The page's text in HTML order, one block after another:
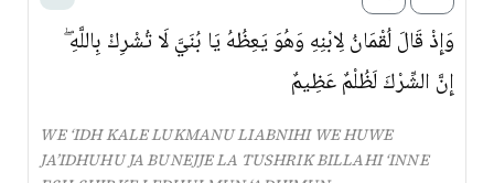
وَإِذْ قَالَ لُقْمَانُ لِابْنِهِ وَهُوَ يَعِظُهُ يَا بُنَيَّ لَا تُشْرِكْ بِاللَّهِ ۖ
إِنَّ الشِّرْكَ لَظُلْمٌ عَظِيمٌ
WE ‘IDH KALE LUKMANU LIABNIHI WE HUWE
JA’IDHUHU JA BUNEJJE LA TUSHRIK BILLAHI ‘INNE